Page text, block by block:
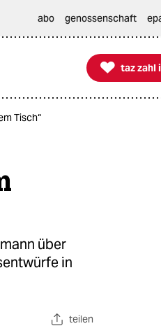
abo genossenschaft

taz zahl ich
taz zahl
Tisch“
über
in
teilen